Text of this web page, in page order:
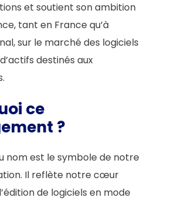
et soutient son ambition
tant en France qu’à
sur le marché des logiciels
destinés aux
ce
?
nom est le symbole de notre
Il reflète notre cœur
de logiciels en mode